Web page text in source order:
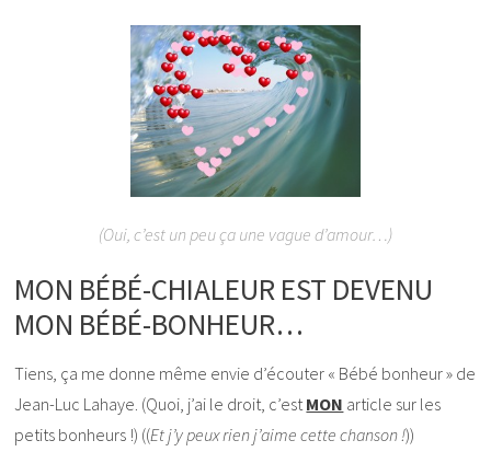
(Oui, c’est un peu ça une vague d’amour…)
MON BÉBÉ-CHIALEUR EST DEVENU
MON BÉBÉ-BONHEUR…
Tiens, ça me donne même envie d’écouter « Bébé bonheur » de
Jean-Luc Lahaye. (Quoi, j’ai le droit, c’estMON article sur les
petits bonheurs !) ((Et j’y peux rien j’aime cette chanson !))